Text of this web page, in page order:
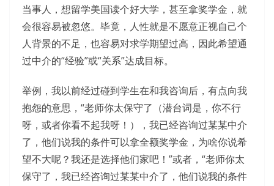
当事人，想留学美国读个好大学，甚至拿奖学金，就
会很容易被忽悠。毕竟，人性就是不愿意正视自己个
人背景的不足，也容易对求学期望过高，因此希望通
过中介的“经验”或“关系”达成目标。
举例，我以前经过碰到学生在和我咨询后，有点向我
抱怨的意思，“老师你太保守了（潜台词是，你不行
呀，或者你看不起我呀！），我已经咨询过某某中介
了，他们说我的条件可以拿全额奖学金，为啥你说希
望不大呢？我还是选择他们家吧！”或者，“老师你太
保守了，我已经咨询过某某中介了，他们说我的条件